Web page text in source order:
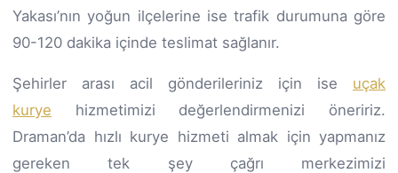
Yakası’nın yoğun ilçelerine ise trafik durumuna göre
90-120 dakika içinde teslimat sağlanır.
Şehirler arası acil gönderileriniz için ise uçak
kurye hizmetimizi değerlendirmenizi öneririz.
Draman’da hızlı kurye hizmeti almak için yapmanız
gereken tek şey çağrı merkezimizi